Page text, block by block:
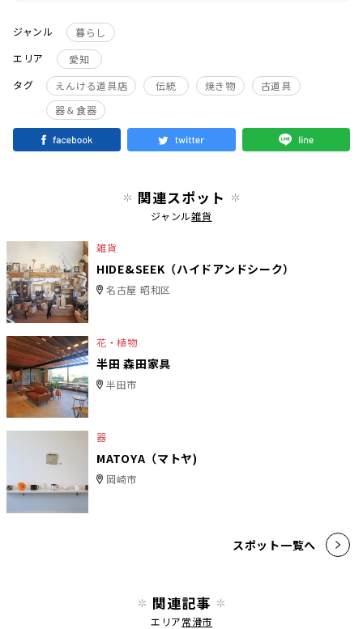
ジャンル
暮らし
エリア
愛知
タグ
えんける道具店 伝統 焼き物
古道具
器＆食器
関連スポット
ジャンル雑貨
雑貨
HIDE&SEEK（ハイドアンドシーク）
名古屋 昭和区
花・植物
半田 森田家具
半田市
器
MATOYA（マトヤ)
岡崎市
スポット一覧へ
関連記事
エリア常滑市